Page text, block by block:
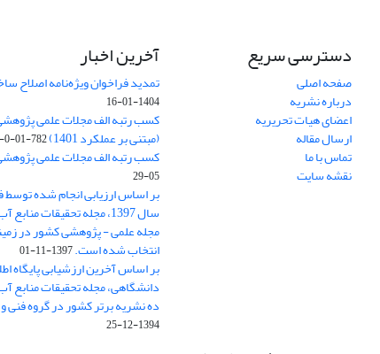
دسترسی سریع
صفحه اصلی
درباره نشریه
اعضای هیات تحریریه
ارسال مقاله
تماس با ما
نقشه سایت
آخرین اخبار
تمدید فراخوان ویژه‌نامه اصلاح
1404-01-16
(مبتنی بر عملکرد 1401) 782-01-0-293
کسب رتبه الف مجلات علمی پژوهشی در
05-29
بر اساس ارزیابی انجام شده
سال 1397، مجله تحقیقات
مجله علمی - پژوهشی کشور در
انتخاب شده است.1397-11-01
بر اساس آخرین ارزشیابی پایگاه
دانشگاهی، مجله تحقیقات منابع
ده نشریه برتر کشور در گروه
1394-12-25